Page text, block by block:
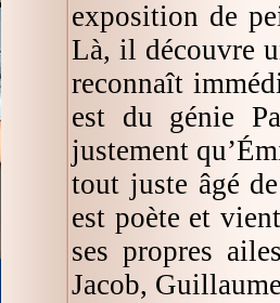
exposition de
Là, il découvre
reconnaît
est du génie
justement
tout juste âgé
est poète et
ses propres
Jacob,